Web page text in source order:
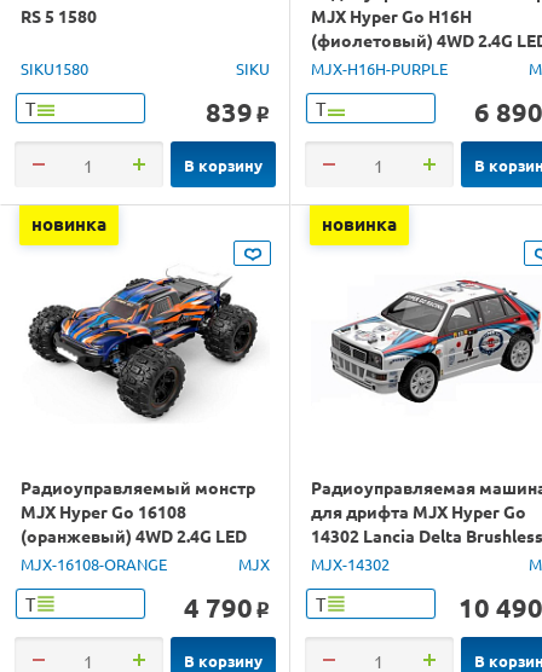
RS 5 1580
SIKU1580 SIKU
Т 839 o
В корзину
MJX Hyper Go H16H
(фиолетовый) 4WD 2.4G
GPS 1/16 RTR
MJX-H16H-PURPLE
Т 6 890
В
новинка
Радиоуправляемый монстр
MJX Hyper Go 16108
(оранжевый) 4WD 2.4G LED
1/16 RTR
MJX-16108-ORANGE MJX
Т 4 790 o
В корзину
новинка
Радиоуправляемая
для дрифта MJX Hyper Go
14302 Lancia Delta Brushless
4WD 2.4G LED 1/14 RTR
MJX-14302
Т 10 490
В